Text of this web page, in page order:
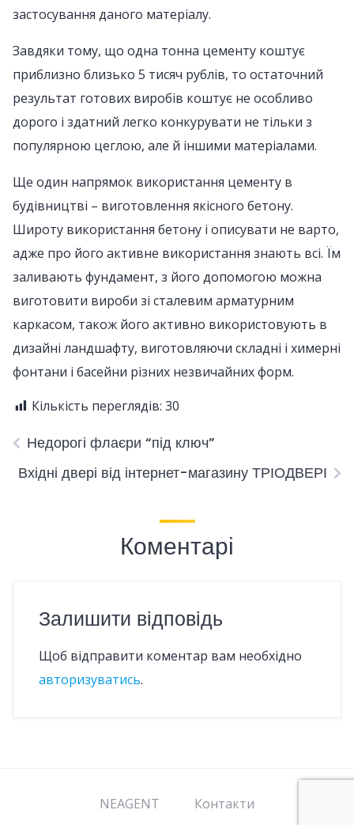
застосування даного матеріалу.
Завдяки тому, що одна тонна цементу коштує
приблизно близько 5 тисяч рублів, то остаточний
результат готових виробів коштує не особливо
дорого і здатний легко конкурувати не тільки з
популярною цеглою, але й іншими матеріалами.
Ще один напрямок використання цементу в
будівництві – виготовлення якісного бетону.
Широту використання бетону і описувати не варто,
адже про його активне використання знають всі. Їм
заливають фундамент, з його допомогою можна
виготовити вироби зі сталевим арматурним
каркасом, також його активно використовують в
дизайні ландшафту, виготовляючи складні і химерні
фонтани і басейни різних незвичайних форм.
Кількість переглядів: 30
Недорогі флаєри “під ключ”
Вхідні двері від інтернет-магазину ТРІОДВЕРІ
Коментарі
Залишити відповідь
Щоб відправити коментар вам необхідно
авторизуватись.
NEAGENT Контакти